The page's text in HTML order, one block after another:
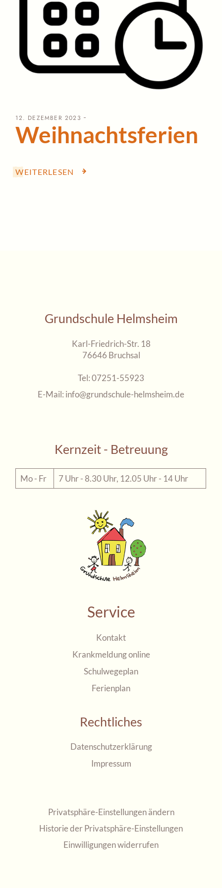
12. DEZEMBER 2023
Weihnachtsferien
WEITERLESEN
Grundschule Helmsheim
Karl-Friedrich-Str. 18
76646 Bruchsal
Tel:07251-55923
E-Mail: info@grundschule-helmsheim.de
Kernzeit - Betreuung
Mo - Fr 7 Uhr - 8.30 Uhr, 12.05 Uhr - 14 Uhr
Service
Kontakt
Krankmeldung online
Schulwegeplan
Ferienplan
Rechtliches
Datenschutzerklärung
Impressum
Privatsphäre-Einstellungen ändern
Historie der Privatsphäre-Einstellungen
Einwilligungen widerrufen